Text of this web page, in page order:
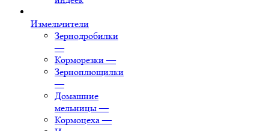
Измельчители
Зернодробилки
—
Корморезки —
Зерноплющилки
—
Домашние
мельницы —
Кормоцеха —